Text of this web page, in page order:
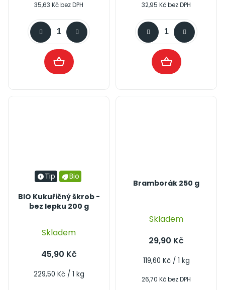
5
hvězdiček.
35,63 Kč bez DPH 32,95 Kč bez DPH
Tip Bio
BIO Kukuřičný škrob -
bez lepku 200 g
Skladem
45,90 Kč
Měrná
229,50 Kč / 1 kg
Bramborák 250 g
Skladem
26,70 Kč bez DPH
29,90 Kč
Měrná
119,60 Kč / 1 kg